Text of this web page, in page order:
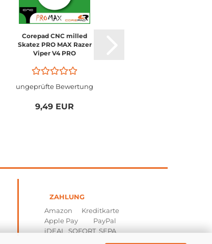
Corepad CNC milled
Skatez PRO MAX Razer
Viper V4 PRO
ungeprüfte Bewertung
9,49 EUR
ZAHLUNG
Amazon Kreditkarte
Apple Pay PayPal
iDEAL SOFORT SEPA